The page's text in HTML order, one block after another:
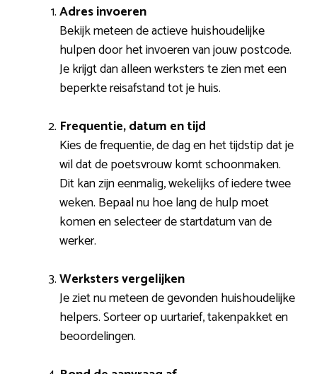
Adres invoeren
Bekijk meteen de actieve huishoudelijke
hulpen door het invoeren van jouw postcode.
Je krijgt dan alleen werksters te zien met een
beperkte reisafstand tot je huis.
Frequentie, datum en tijd
Kies de frequentie, de dag en het tijdstip dat je
wil dat de poetsvrouw komt schoonmaken.
Dit kan zijn eenmalig, wekelijks of iedere twee
weken. Bepaal nu hoe lang de hulp moet
komen en selecteer de startdatum van de
werker.
Werksters vergelijken
Je ziet nu meteen de gevonden huishoudelijke
helpers. Sorteer op uurtarief, takenpakket en
beoordelingen.